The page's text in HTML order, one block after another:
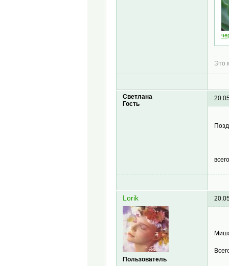
Это
Светлана
Гость
Lorik
Пользователь